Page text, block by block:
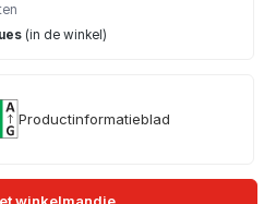
(in de winkel)
Productinformatieblad